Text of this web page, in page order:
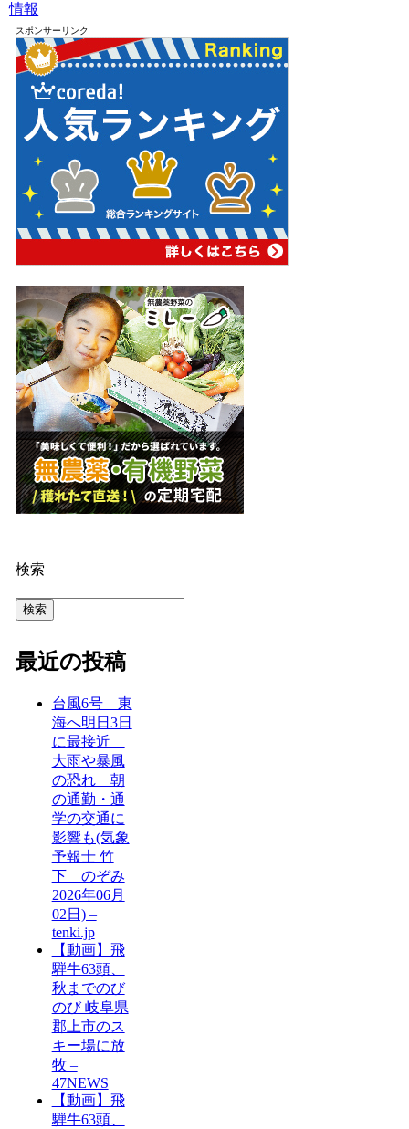
情報
スポンサーリンク
検索
検索
最近の投稿
台風6号 東
海へ明日3日
に最接近
大雨や暴風
の恐れ 朝
の通勤・通
学の交通に
影響も(気象
予報士 竹
下 のぞみ
2026年06月
02日) –
tenki.jp
【動画】飛
騨牛63頭、
秋までのび
のび 岐阜県
郡上市のス
キー場に放
牧 –
47NEWS
【動画】飛
騨牛63頭、